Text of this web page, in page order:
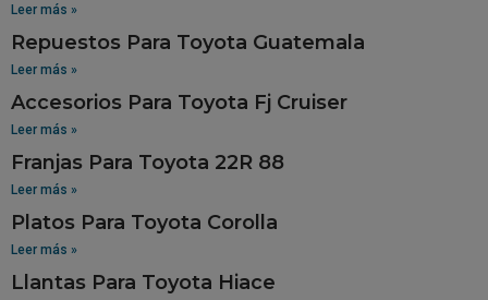
Leer más »
Repuestos Para Toyota Guatemala
Leer más »
Accesorios Para Toyota Fj Cruiser
Leer más »
Franjas Para Toyota 22R 88
Leer más »
Platos Para Toyota Corolla
Leer más »
Llantas Para Toyota Hiace